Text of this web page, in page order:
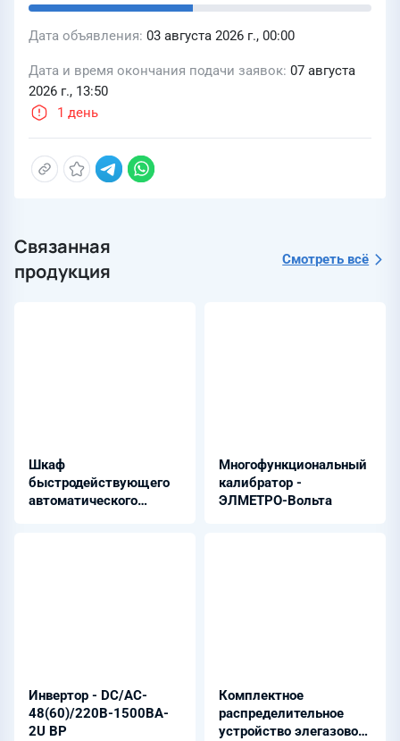
Дата объявления 03 августа 2026 г., 00:00
Дата и время окончания подачи заявок 07 августа
2026 г., 13:50
1 день
Связанная
продукция
Смотреть всё
Шкаф
быстродействующего
автоматического
Многофункциональный
калибратор -
ЭЛМЕТРО-Вольта
Инвертор - DC/AC-
48(60)/220B-1500BA-
2U BP
Комплектное
распределительное
устройство элегазовое